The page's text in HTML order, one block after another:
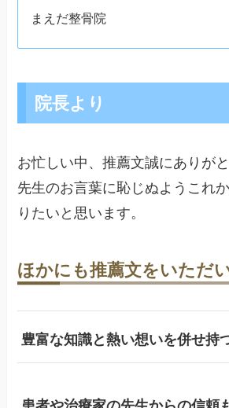
まえだ整骨院
院長より
お忙しい中、推薦文誠にありが
先生のお言葉に恥じぬようこれ
りたいと思います。
ほかにも推薦文をいただ
豊富な知識と熱い想いを併せ持